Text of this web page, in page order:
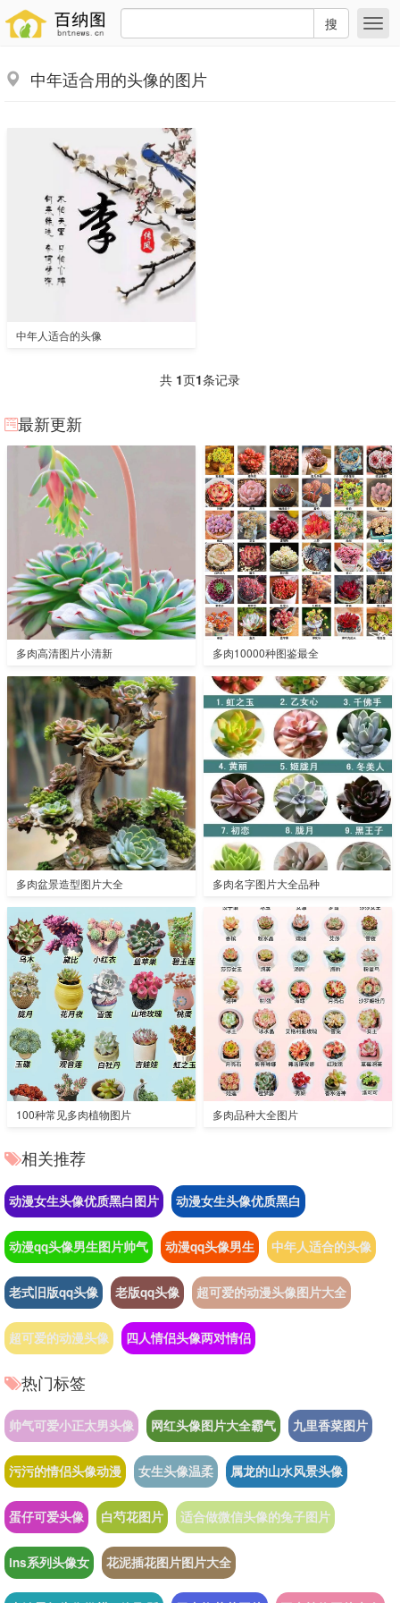
搜
中年适合用的头像的图片
中年人适合的头像
共 1页1条记录
最新更新
多肉高清图片小清新 多肉10000种图鉴最全
多肉盆景造型图片大全 多肉名字图片大全品种
100种常见多肉植物图片 多肉品种大全图片
相关推荐
动漫女生头像优质黑白图片 动漫女生头像优质黑白
动漫qq头像男生图片帅气 动漫qq头像男生 中年人适合的头像
老式旧版qq头像 老版qq头像 超可爱的动漫头像图片大全
超可爱的动漫头像 四人情侣头像两对情侣
热门标签
帅气可爱小正太男头像 网红头像图片大全霸气 九里香菜图片
污污的情侣头像动漫 女生头像温柔 属龙的山水风景头像
蛋仔可爱头像 白芍花图片 适合做微信头像的兔子图片
ins系列头像女 花泥插花图片图片大全